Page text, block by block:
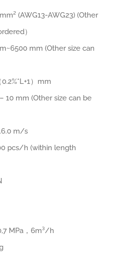
(AWG13-AWG23) (Other
）
mm (Other size can
）mm
10 mm (Other size can be
m/s
pcs/h (within length
MPa，6m³/h